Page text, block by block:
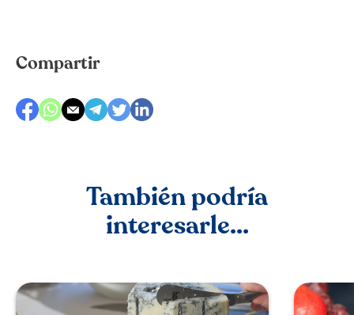
Compartir
También podría
interesarle...